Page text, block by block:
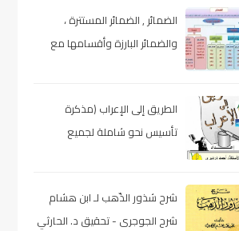
الضمائر , الضمائر المستترة ،
والضمائر البارزة وأقسامها مع
الطريق إلى الإعراب (مذكرة
تأسيس نحو شاملة لجميع
شرح شذور الذّهب لـ ابن هشام
شرح الجوجرى - تحقيق د. الحارثي